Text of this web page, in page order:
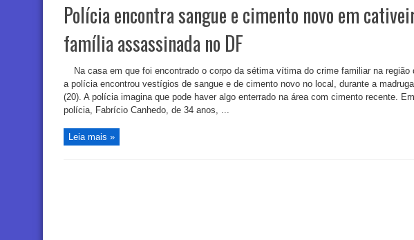
Polícia encontra sangue e cimento novo em
família assassinada no DF
Na casa em que foi encontrado o corpo da sétima vítima do crime familiar na região
a polícia encontrou vestígios de sangue e de cimento novo no local, durante a
(20). A polícia imagina que pode haver algo enterrado na área com cimento recente.
polícia, Fabrício Canhedo, de 34 anos, ...
Leia mais »